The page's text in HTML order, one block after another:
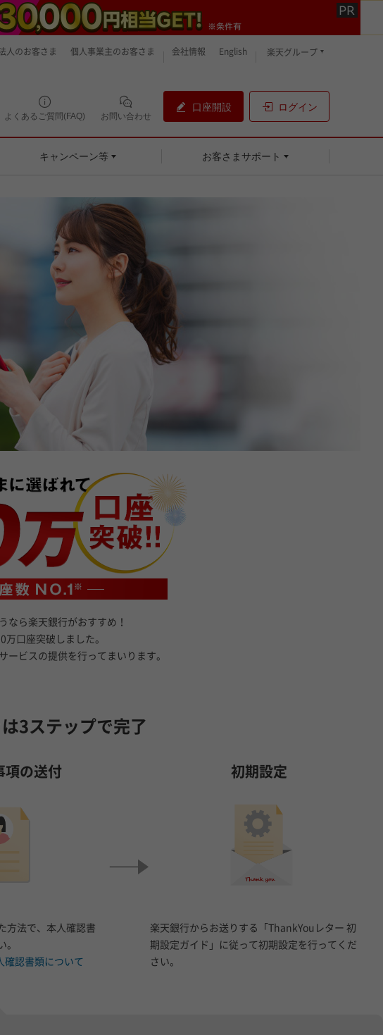
人のお客さま 個人事業主のお客さま 会社情報 English 楽天グループ
よくあるご質問(FAQ) お問い合わせ
口座開設 ログイン
キャンペーン等 お客さまサポート
なら楽天銀行がおすすめ！
口座突破しました。
ビスの提供を行ってまいります。
3ステップで完了
項の送付
方法で、本人確認書
確認書類について
初期設定
楽天銀行からお送りする「ThankYouレター 初
期設定ガイド」に従って初期設定を行ってくだ
さい。